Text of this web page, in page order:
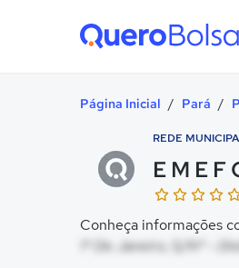
Página Inicial / Pará /
REDE
E M E F
Conheça informações
1º De Janeiro, S/Nº -